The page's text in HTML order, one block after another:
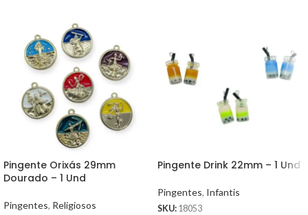
Pingente Orixás 29mm
Dourado – 1 Und
Pingentes, Religiosos
Pingente Drink 22mm – 1 Und
Pingentes, Infantis
SKU: 18053